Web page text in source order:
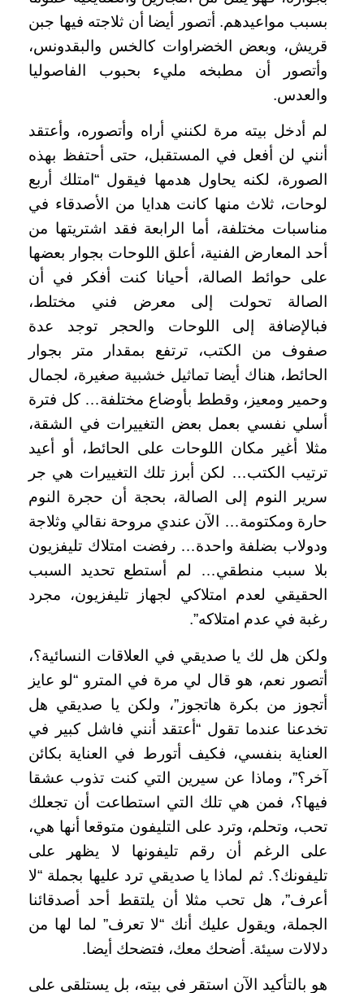
بسبب مواعيدهم. أتصور أيضا أن ثلاجته فيها جبن
قريش، وبعض الخضراوات كالخس والبقدونس،
وأتصور أن مطبخه مليء بحبوب الفاصوليا
والعدس.
لم أدخل بيته مرة لكنني أراه وأتصوره، وأعتقد
أنني لن أفعل في المستقبل، حتى أحتفظ بهذه
الصورة، لكنه يحاول هدمها فيقول “امتلك أربع
لوحات، ثلاث منها كانت هدايا من الأصدقاء في
مناسبات مختلفة، أما الرابعة فقد اشتريتها من
أحد المعارض الفنية، أعلق اللوحات بجوار بعضها
على حوائط الصالة، أحيانا كنت أفكر في أن
الصالة تحولت إلى معرض فني مختلط،
فبالإضافة إلى اللوحات والحجر توجد عدة
صفوف من الكتب، ترتفع بمقدار متر بجوار
الحائط، هناك أيضا تماثيل خشبية صغيرة، لجمال
وحمير ومعيز، وقطط بأوضاع مختلفة… كل فترة
أسلي نفسي بعمل بعض التغييرات في الشقة،
مثلا أغير مكان اللوحات على الحائط، أو أعيد
ترتيب الكتب… لكن أبرز تلك التغييرات هي جر
سرير النوم إلى الصالة، بحجة أن حجرة النوم
حارة ومكتومة… الآن عندي مروحة نقالي وثلاجة
ودولاب بضلفة واحدة… رفضت امتلاك تليفزيون
بلا سبب منطقي… لم أستطع تحديد السبب
الحقيقي لعدم امتلاكي لجهاز تليفزيون، مجرد
رغبة في عدم امتلاكه”.
ولكن هل لك يا صديقي في العلاقات النسائية؟،
أتصور نعم، هو قال لي مرة في المترو “لو عايز
أتجوز من بكرة هاتجوز”، ولكن يا صديقي هل
تخدعنا عندما تقول “أعتقد أنني فاشل كبير في
العناية بنفسي، فكيف أتورط في العناية بكائن
آخر؟”، وماذا عن سيرين التي كنت تذوب عشقا
فيها؟، فمن هي تلك التي استطاعت أن تجعلك
تحب، وتحلم، وترد على التليفون متوقعا أنها هي،
على الرغم أن رقم تليفونها لا يظهر على
تليفونك؟. ثم لماذا يا صديقي ترد عليها بجملة “لا
أعرف”، هل تحب مثلا أن يلتقط أحد أصدقائنا
الجملة، ويقول عليك أنك “لا تعرف” لما لها من
دلالات سيئة. أضحك معك، فتضحك أيضا.
هو بالتأكيد الآن استقر في بيته، بل يستلقى على